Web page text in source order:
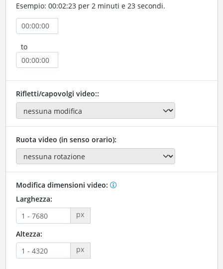
Esempio: 00:02:23 per 2 minuti e 23 secondi.
to
Rifletti/capovolgi video::
Ruota video (in senso orario):
Modifica dimensioni video:
Larghezza:
px
Altezza:
px